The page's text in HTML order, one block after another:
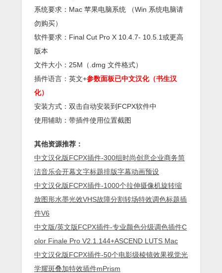
系统要求：Mac 苹果电脑系统 （Win 系统电脑请
勿购买）
软件要求：Final Cut Pro X 10.4.7- 10.5.1或更高
版本
文件大小：25M（.dmg 文件格式）
插件语言：英文+参数面板已中文汉化（书生汉
化）
安装方式：双击自动安装到FCPX软件中
使用辅助：带插件使用位置截图
其他资源推荐：
中文汉化版FCPX插件-300组时尚创意企业商务简
洁音乐会开幕文字标题排版字幕动画预设
中文汉化版FCPX插件-1000个拉伸摄像机旋转缩
放图形水墨光效VHS故障分割转场特效调色标题插
件V6
中文版/英文版FCPX插件-专业颜色分级调色插件C
olor Finale Pro V2.1.144+ASCEND LUTS Mac
中文汉化版FCPX插件-50个电影级棱镜效果视觉光
学耀斑叠加特效插件mPrism